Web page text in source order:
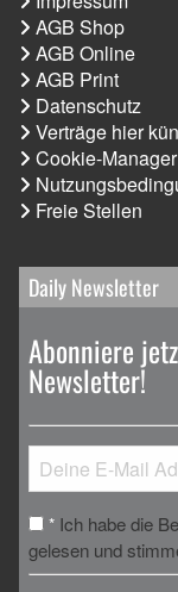
AGB Shop
AGB Online
AGB Print
Datenschutz
Verträge hier
Cookie-Manager
Freie Stellen
Daily Newsletter
Abonniere
Newsletter!
* Ich habe die
gelesen und